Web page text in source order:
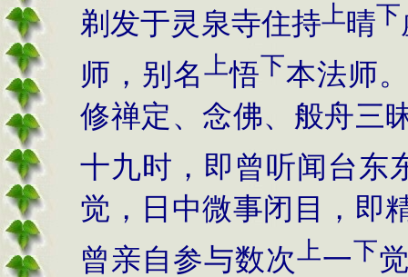
剃发于灵泉寺住持上晴下
师，别名上悟下本法师
修禅定、念佛、般舟三
十九时，即曾听闻台东
觉，日中微事闭目，即
曾亲自参与数次 上一下